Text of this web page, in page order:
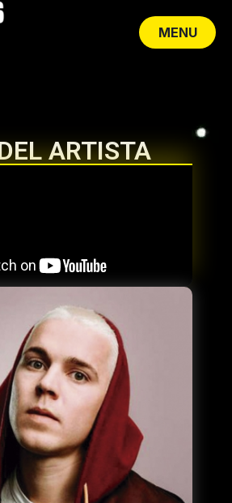
MENU
ARTISTA